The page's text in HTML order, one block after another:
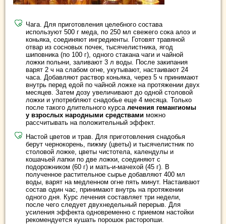
Чага. Для приготовления целебного состава
используют 500 г меда, по 250 мл свежего сока алоэ и
коньяка, соединяют ингредиенты. Готовят травяной
отвар из сосновых почек, тысячелистника, ягод
шиповника (по 100 г), одного стакана чаги и чайной
ложки полыни, заливают 3 л воды. После закипания
варят 2 ч на слабом огне, укутывают, настаивают 24
часа. Добавляют раствор коньяка, через 5 ч принимают
внутрь перед едой по чайной ложке на протяжении двух
месяцев. Затем дозу увеличивают до одной столовой
ложки и употребляют снадобье еще 4 месяца. Только
после такого длительного курса лечения гемангиомы
у взрослых народными средствами можно
рассчитывать на положительный эффект.
Настой цветов и трав. Для приготовления снадобья
берут чернокорень, пижму (цветы) и тысячелистник по
столовой ложке, цветы чистотела, календулы и
кошачьей лапки по две ложки, соединяют с
подорожником (60 г) и мать-и-мачехой (45 г). В
полученное растительное сырье добавляют 400 мл
воды, варят на медленном огне пять минут. Настаивают
состав один час, принимают внутрь на протяжении
одного дня. Курс лечения составляет три недели,
после чего следует двухнедельный перерыв. Для
усиления эффекта одновременно с приемом настойки
рекомендуется кушать порошок расторопши.